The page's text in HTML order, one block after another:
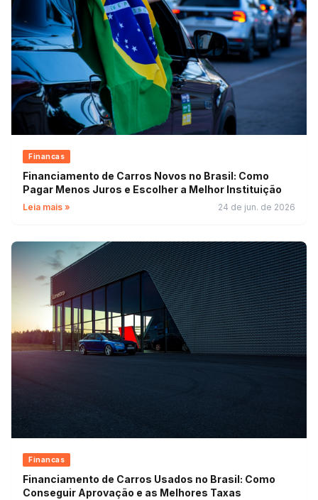
Financas
Financiamento de Carros Novos no Brasil: Como
Pagar Menos Juros e Escolher a Melhor Instituição
Leia mais » 24 de jun. de 2026
Financas
Financiamento de Carros Usados no Brasil: Como
Conseguir Aprovação e as Melhores Taxas